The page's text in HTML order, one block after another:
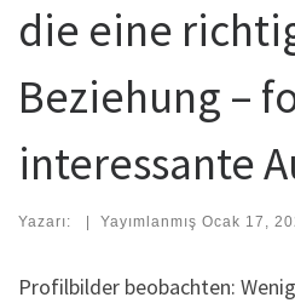
die eine
Beziehung –
interessante
Yazarı: | Yayımlanmış Ocak 17,
Profilbilder beobachten: